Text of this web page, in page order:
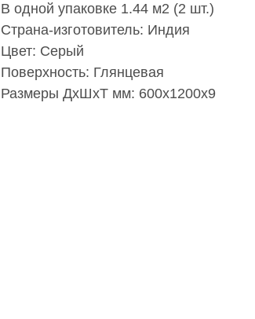
В одной упаковке 1.44 м2 (2 шт.)
Страна-изготовитель: Индия
Цвет: Серый
Поверхность: Глянцевая
Размеры ДхШхТ мм: 600х1200х9